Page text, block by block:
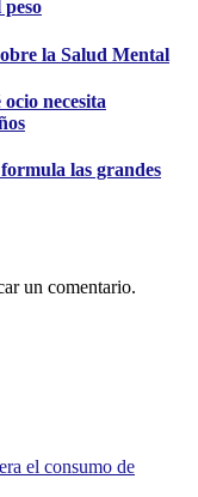
la Salud Mental
necesita
las grandes
un comentario.
el consumo de